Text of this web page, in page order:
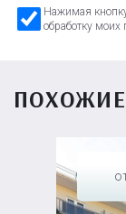
Нажимая
обработку